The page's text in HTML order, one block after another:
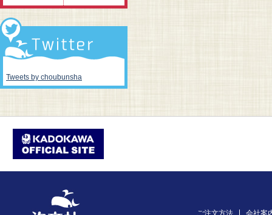
Tweets by choubunsha